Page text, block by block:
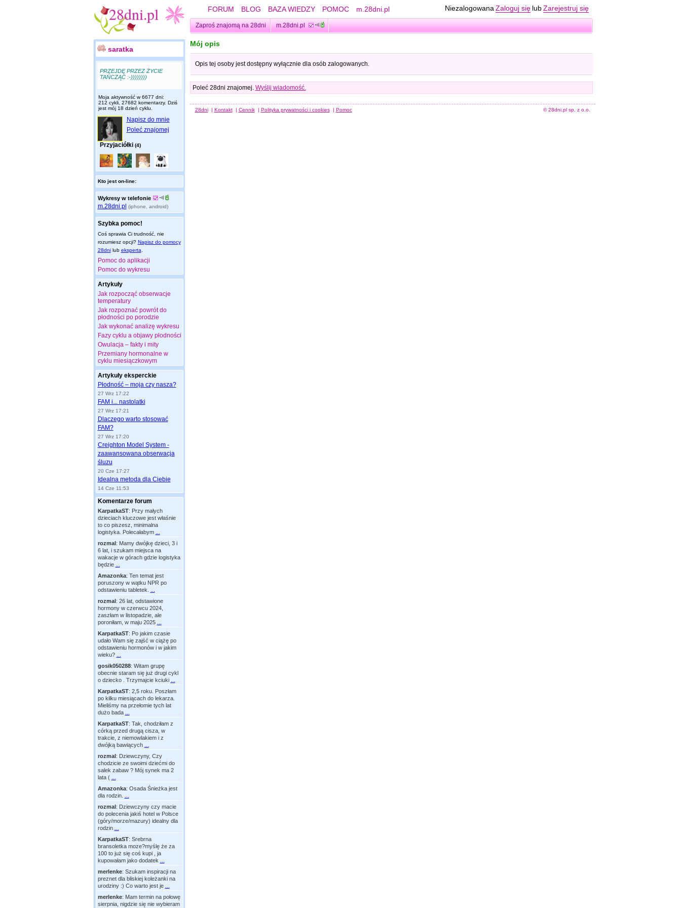
FORUM BLOG BAZA WIEDZY POMOC m.28dni.pl Niezalogowana Zaloguj się lub Zarejestruj się
Zaproś znajomą na 28dni m.28dni.pl
saratka
PRZEJDĘ PRZEZ ŻYCIE
TAŃCZĄC :-))))))))
Moja aktywność w 6677 dni:
212 cykli, 27682 komentarzy. Dziś
jest mój 18 dzień cyklu.
Napisz do mnie
Poleć znajomej
Przyjaciółki (4)
Kto jest on-line:
Wykresy w telefonie
m.28dni.pl (iphone, android)
Szybka pomoc!
Coś sprawia Ci trudność, nie
rozumiesz opcji? Napisz do pomocy
28dnilub eksperta
Pomoc do aplikacji
Pomoc do wykresu
Artykuły
Jak rozpocząć obserwacje
temperatury
Jak rozpoznać powrót do
płodności po porodzie
Jak wykonać analizę wykresu
Fazy cyklu a objawy płodności
Owulacja – fakty i mity
Przemiany hormonalne w
cyklu miesiączkowym
Artykuły eksperckie
Płodność – moja czy nasza?
27 Wrz 17:22
FAM i... nastolatki
27 Wrz 17:21
Dlaczego warto stosować
FAM?
27 Wrz 17:20
Creighton Model System -
zaawansowana obserwacja
śluzu
20 Cze 17:27
Idealna metoda dla Ciebie
14 Cze 11:53
Komentarze forum
KarpatkaST: Przy małych
dzieciach kluczowe jest właśnie
to co piszesz, minimalna
logistyka. Polecałabym
rozmal: Mamy dwójkę dzieci, 3 i
6 lat, i szukam miejsca na
wakacje w górach gdzie logistyka
będzie
Amazonka: Ten temat jest
poruszony w wątku NPR po
odstawieniu tabletek.
rozmal: 26 lat, odstawione
hormony w czerwcu 2024,
zaszłam w listopadzie, ale
poroniłam, w maju 2025
KarpatkaST: Po jakim czasie
udało Wam się zajść w ciążę po
odstawieniu hormonów i w jakim
wieku?
gosik050288: Witam grupę
obecnie staram się już drugi cykl
o dziecko . Trzymajcie kciuki
KarpatkaST: 2,5 roku. Poszłam
po kilku miesiącach do lekarza.
Mieliśmy na przełomie tych lat
dużo bada
KarpatkaST: Tak, chodziłam z
córką przed drugą cisza, w
trakcie, z niemowlakiem i z
dwójką bawiących
rozmal: Dziewczyny, Czy
chodzicie ze swoimi dziećmi do
salek zabaw ? Mój synek ma 2
lata (
Amazonka: Osada Śnieżka jest
dla rodzin.
rozmal: Dziewczyny czy macie
do polecenia jakiś hotel w Polsce
(góry/morze/mazury) idealny dla
rodzin
KarpatkaST: Srebrna
bransoletka moze?myślę że za
100 to już się coś kupi , ja
kupowałam jako dodatek
merlenke: Szukam inspiracji na
preznet dla bliskiej koleżanki na
urodziny :) Co warto jest je
merlenke: Mam termin na połowę
sierpnia, nigdzie się nie wybieram
Mój opis
Opis tej osoby jest dostępny wyłącznie dla osób zalogowanych.
Poleć 28dni znajomej. Wyślij wiadomość.
28dni | Kontakt | Cennik | Polityka prywatności i cookies | Pomoc © 28dni.pl sp. z o.o.